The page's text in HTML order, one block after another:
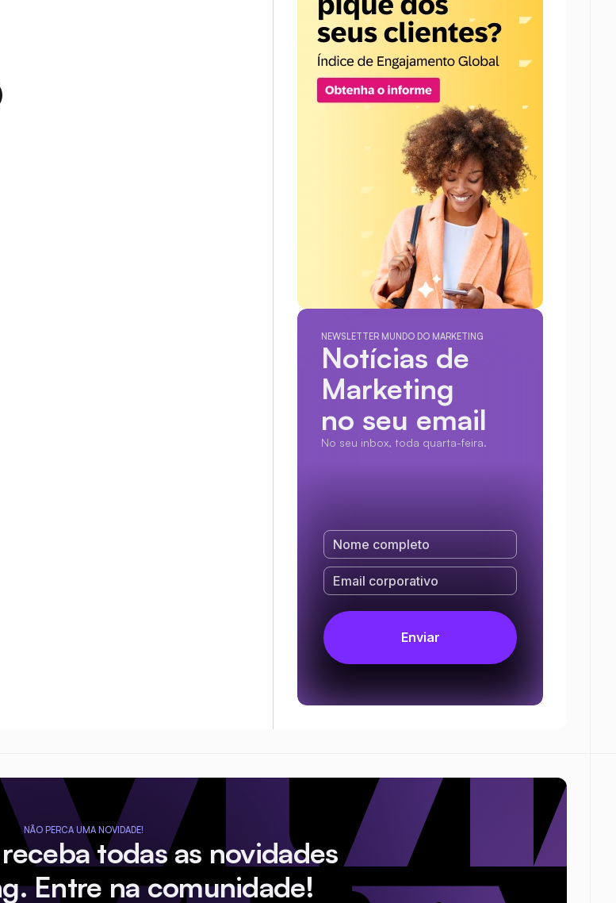
NEWSLETTER MUNDO DO MARKETING
Notícias de
Marketing
no seu email
No seu inbox, toda quarta-feira.
NÃO PERCA UMA NOVIDADE!
todas as novidades
Entre na comunidade!